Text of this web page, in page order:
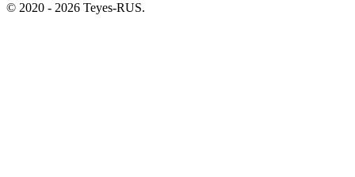
© 2020 - 2026 Teyes-RUS.